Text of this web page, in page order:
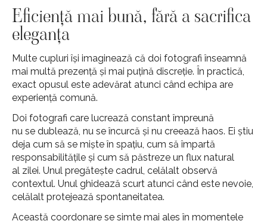
Eficiență mai bună, fără a sacrifica
eleganța
Multe cupluri își imaginează că doi fotografi înseamnă
mai multă prezență și mai puțină discreție. În practică,
exact opusul este adevărat atunci când echipa are
experiență comună.
Doi fotografi care lucrează constant împreună
nu se dublează, nu se încurcă și nu creează haos. Ei știu
deja cum să se miște în spațiu, cum să împartă
responsabilitățile și cum să păstreze un flux natural
al zilei. Unul pregătește cadrul, celălalt observă
contextul. Unul ghidează scurt atunci când este nevoie,
celălalt protejează spontaneitatea.
Această coordonare se simte mai ales în momentele